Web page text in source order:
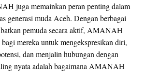
juga memainkan peran penting dalam
generasi muda Aceh. Dengan berbagai
pemuda secara aktif, AMANAH
mereka untuk mengekspresikan diri,
dan menjalin hubungan dengan
nyata adalah bagaimana AMANAH